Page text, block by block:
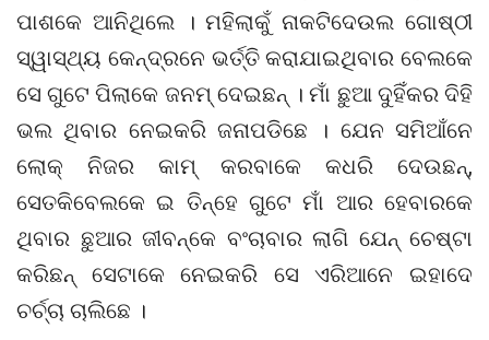
ପାଶକେ ଆନିଥିଲେ । ମହିଲାକୁଁ ନାକଟିଦେଉଲ ଗୋଷ୍ଠୀ
ସ୍ୱାସ୍ଥ୍ୟ କେନ୍ଦ୍ରନେ ଭର୍ତ୍ତି କରାଯାଇଥିବାର ବେଲକେ
ସେ ଗୁଟେ ପିଲାକେ ଜନମ୍ ଦେଇଛନ୍ । ମାଁ ଛୁଆ ଦୁହିଁକର ଦିହି
ଭଲ ଥିବାର ନେଇକରି ଜନାପଡିଛେ । ଯେନ ସମିଆଁନେ
ଲୋକ୍ ନିଜର କାମ୍ କରବାକେ କଧରି ଦେଉଛନ୍‌,
ସେତକିବେଲକେ ଇ ତିନ୍‌ହେ ଗୁଟେ ମାଁ ଆର ହେବାରକେ
ଥିବାର ଛୁଆର ଜୀବନ୍‌କେ ବଂଚାବାର ଲାଗି ଯେନ୍ ଚେଷ୍ଟା
କରିଛନ୍ ସେଟାକେ ନେଇକରି ସେ ଏରିଆନେ ଇହାଦେ
ଚର୍ଚ୍ଚା ଚାଲିଛେ ।